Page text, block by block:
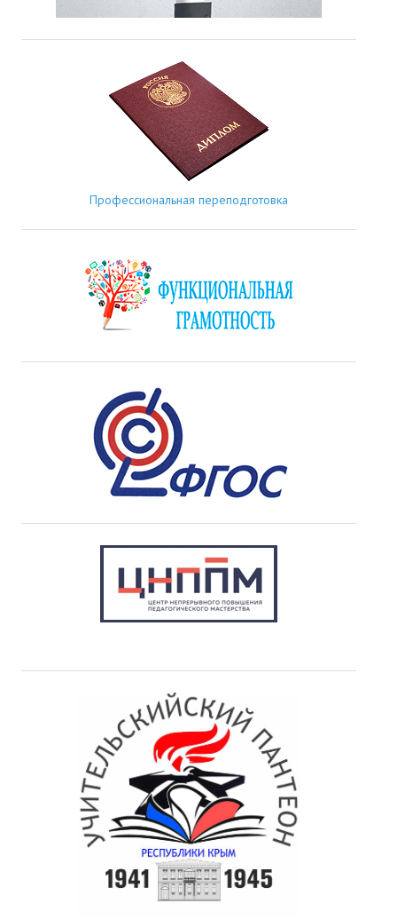
Профессиональная переподготовка